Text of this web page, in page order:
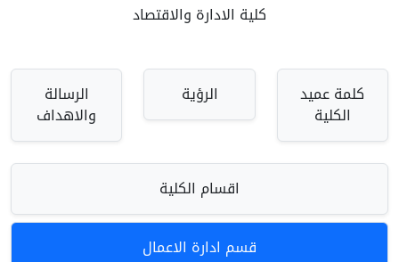
كلية الادارة والاقتصاد
كلمة عميد
الكلية
الرؤية الرسالة
والاهداف
اقسام الكلية
قسم ادارة الاعمال